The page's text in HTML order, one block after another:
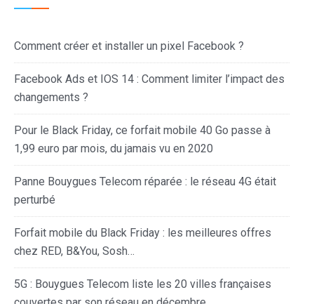
Comment créer et installer un pixel Facebook ?
Facebook Ads et IOS 14 : Comment limiter l’impact des
changements ?
Pour le Black Friday, ce forfait mobile 40 Go passe à
1,99 euro par mois, du jamais vu en 2020
Panne Bouygues Telecom réparée : le réseau 4G était
perturbé
Forfait mobile du Black Friday : les meilleures offres
chez RED, B&You, Sosh…
5G : Bouygues Telecom liste les 20 villes françaises